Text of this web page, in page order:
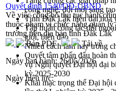
công nghệ, đổi mới sáng
Tỉnh Đắk Lắk hiện đại hóa
Tập huấn công tác đối
giới, biển đảo
Nhiều cách làm hay trong
Quyết tâm phấn đấu hoàn
vụ Nghị quyết Đại hội đại
kỳ 2025-2030
Khai mạc trọng thể Đại
Quyết định 1540/QĐ-UBND
Về việc công bố thủ tục hành
thuộc phạm vi chức năng quản
trường trên địa bàn tỉnh Đắk Lắk
Bản PDF
Tải về
Ngày ban hành:26/05/2026
Ngày hiệu lực: